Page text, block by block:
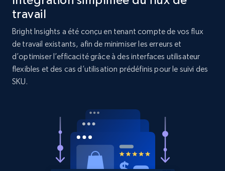
Rating, Reviews count, Initial price, Discount,
1.3K+ 176+ Commencer
specified keywords
URL, Product id, Title, Product description,
Rating, Reviews count, Initial price, Discount,
and more.
travail
Bright Insights a été conçu en tenant compte de vos flux
de travail existants, afin de minimiser les erreurs et
d’optimiser l’efficacité grâce à des interfaces utilisateur
flexibles et des cas d’utilisation prédéfinis pour le suivi des
SKU.